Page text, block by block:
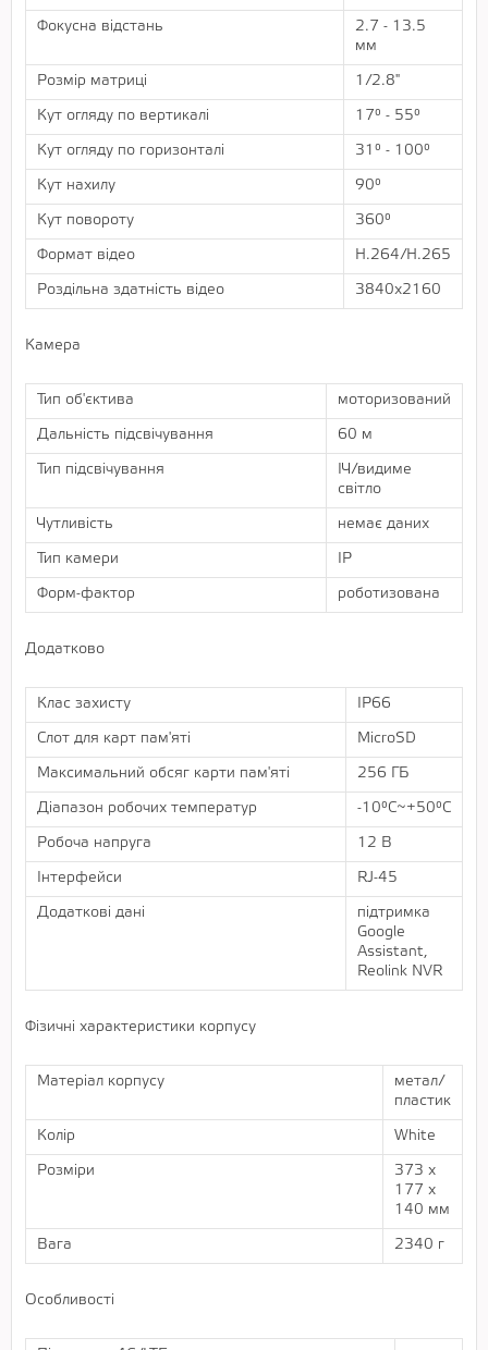
Фокусна відстань
2.7 - 13.5
мм
Розмір матриці 1/2.8"
Кут огляду по вертикалі 17° - 55°
Кут огляду по горизонталі 31° - 100°
Кут нахилу 90°
Кут повороту 360°
Формат відео H.264/H.265
Роздільна здатність відео 3840x2160
Камера
Тип об'єктива моторизований
Дальність підсвічування 60 м
Тип підсвічування
ІЧ/видиме
світло
Чутливість немає даних
Тип камери IP
Форм-фактор роботизована
Додатково
Клас захисту IP66
Слот для карт пам'яті MicroSD
Максимальний обсяг карти пам'яті 256 ГБ
Діапазон робочих температур -10°C~+50°C
Робоча напруга 12 В
Інтерфейси RJ-45
Додаткові дані
підтримка
Google
Assistant,
Reolink NVR
Фізичні характеристики корпусу
Матеріал корпусу
метал/
пластик
Колір White
Розміри
373 х
177 х
140 мм
Вага 2340 г
Особливості